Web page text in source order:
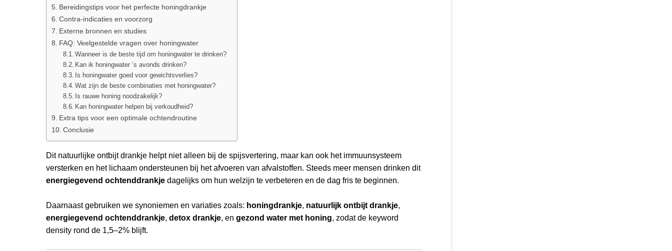
Bereidingstips voor het perfecte honingdrankje
Contra-indicaties en voorzorg
Externe bronnen en studies
FAQ: Veelgestelde vragen over honingwater
Wanneer is de beste tijd om honingwater te drinken?
Kan ik honingwater ’s avonds drinken?
Is honingwater goed voor gewichtsverlies?
Wat zijn de beste combinaties met honingwater?
Is rauwe honing noodzakelijk?
Kan honingwater helpen bij verkoudheid?
Extra tips voor een optimale ochtendroutine
Conclusie
Dit natuurlijke ontbijt drankje helpt niet alleen bij de spijsvertering, maar kan ook het immuunsysteem
versterken en het lichaam ondersteunen bij het afvoeren van afvalstoffen. Steeds meer mensen drinken dit
energiegevend ochtenddrankje dagelijks om hun welzijn te verbeteren en de dag fris te beginnen.
Daarnaast gebruiken we synoniemen en variaties zoals: honingdrankje, natuurlijk ontbijt drankje,
energiegevend ochtenddrankje, detox drankje, en gezond water met honing, zodat de keyword
density rond de 1,5–2% blijft.